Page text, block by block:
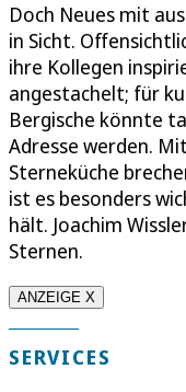
Doch Neues mit
in Sicht.
ihre Kollegen
angestachelt; für
Bergische könnte
Adresse werden.
Sterneküche
ist es besonders
hält. Joachim
Sternen.
ANZEIGE X
SERVICES